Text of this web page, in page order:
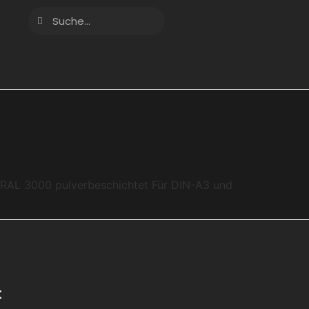
3000 pulverbeschichtet Für DIN-A3 und